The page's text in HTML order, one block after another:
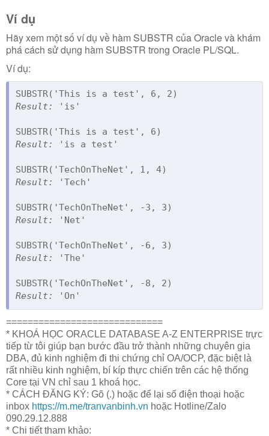
Ví dụ
Hãy xem một số ví dụ về hàm SUBSTR của Oracle và khám
phá cách sử dụng hàm SUBSTR trong Oracle PL/SQL.
Ví dụ:
Result:
'is'
Result:
'is a test'
Result:
'Tech'
Result:
'Net'
Result:
'The'
Result:
'On'
=============================
* KHOÁ HỌC ORACLE DATABASE A-Z ENTERPRISE trực
tiếp từ tôi giúp bạn bước đầu trở thành những chuyên gia
DBA, đủ kinh nghiệm đi thi chứng chỉ OA/OCP, đặc biệt là
rất nhiều kinh nghiệm, bí kíp thực chiến trên các hệ thống
Core tại VN chỉ sau 1 khoá học.
* CÁCH ĐĂNG KÝ: Gõ (.) hoặc để lại số điện thoại hoặc
inbox https://m.me/tranvanbinh.vn hoặc Hotline/Zalo
090.29.12.888
* Chi tiết tham khảo: